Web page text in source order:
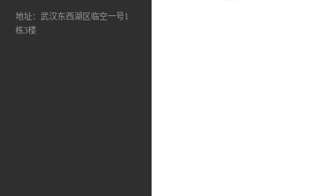
地址：武汉东西湖区临空一号1
栋3楼